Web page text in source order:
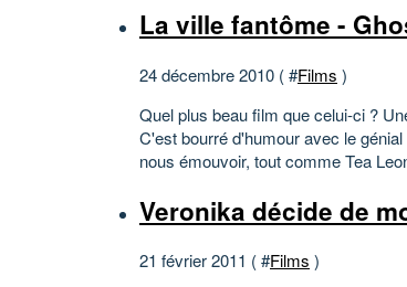
La ville fantôme -
24 décembre 2010 ( #Films )
Quel plus beau film que celui-ci ?
C'est bourré d'humour avec le
nous émouvoir, tout comme Tea
Veronika décide de
21 février 2011 ( #Films )